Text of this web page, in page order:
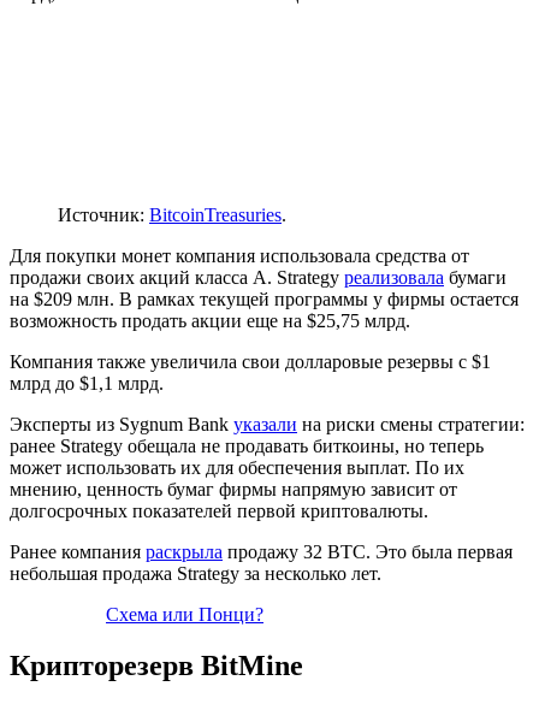
Источник: BitcoinTreasuries.
Для покупки монет компания использовала средства от
продажи своих акций класса А. Strategy реализовала бумаги
на $209 млн. В рамках текущей программы у фирмы остается
возможность продать акции еще на $25,75 млрд.
Компания также увеличила свои долларовые резервы с $1
млрд до $1,1 млрд.
Эксперты из Sygnum Bank указали на риски смены стратегии:
ранее Strategy обещала не продавать биткоины, но теперь
может использовать их для обеспечения выплат. По их
мнению, ценность бумаг фирмы напрямую зависит от
долгосрочных показателей первой криптовалюты.
Ранее компания раскрыла продажу 32 BTC. Это была первая
небольшая продажа Strategy за несколько лет.
Схема или Понци?
Крипторезерв BitMine